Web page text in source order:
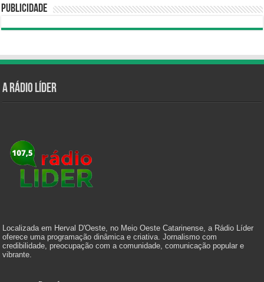
Publicidade
A Rádio Líder
Localizada em Herval D'Oeste, no Meio Oeste Catarinense, a Rádio Líder
oferece uma programação dinâmica e criativa. Jornalismo com
credibilidade, preocupação com a comunidade, comunicação popular e
vibrante.